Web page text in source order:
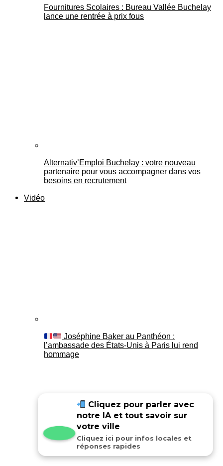
Fournitures Scolaires : Bureau Vallée Buchelay
lance une rentrée à prix fous
Alternativ’Emploi Buchelay : votre nouveau
partenaire pour vous accompagner dans vos
besoins en recrutement
Vidéo
Joséphine Baker au Panthéon :
l’ambassade des États-Unis à Paris lui rend
hommage
Cliquez pour parler avec
notre IA et tout savoir sur
votre ville
Cliquez ici pour infos locales et
réponses rapides